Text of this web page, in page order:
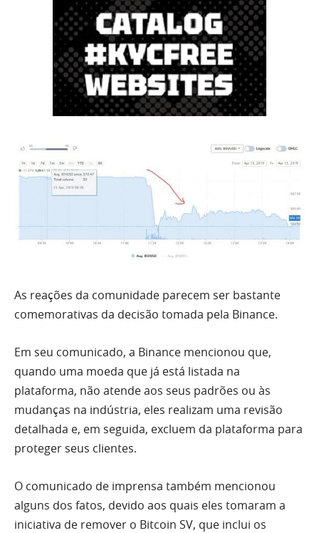
As reações da comunidade parecem ser bastante
comemorativas da decisão tomada pela Binance.
Em seu comunicado, a Binance mencionou que,
quando uma moeda que já está listada na
plataforma, não atende aos seus padrões ou às
mudanças na indústria, eles realizam uma revisão
detalhada e, em seguida, excluem da plataforma para
proteger seus clientes.
O comunicado de imprensa também mencionou
alguns dos fatos, devido aos quais eles tomaram a
iniciativa de remover o Bitcoin SV, que inclui os